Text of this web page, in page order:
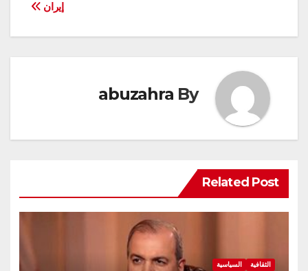
إيران
By
abuzahra
Related Post
الثقافية السياسية